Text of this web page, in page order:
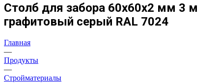
Столб для забора 60х60х2 мм 3 м
графитовый серый RAL 7024
Главная
—
Продукты
—
Стройматериалы